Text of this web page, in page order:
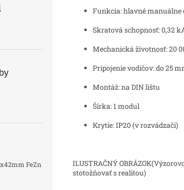
FeZn
Funkcia: hlavné manuálne
Skratová schopnosť: 0,32
Mechanická životnosť: 20
Pripojenie vodičov: do 25
Montáž: na DIN lištu
Šírka: 1 modul
Krytie: IP20 (v rozvádzači)
ILUSTRAČNÝ
stotožňovať s realitou)